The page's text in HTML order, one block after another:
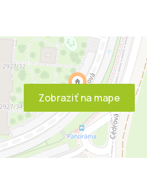
Zobraziť na mape